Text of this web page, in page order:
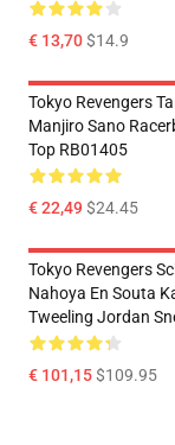
€ 13,70$14.9
Tokyo Revengers
Manjiro Sano
Top RB01405
€ 22,49$24.45
Tokyo Revengers
Nahoya En Souta
Tweeling Jordan
€ 101,15$109.95